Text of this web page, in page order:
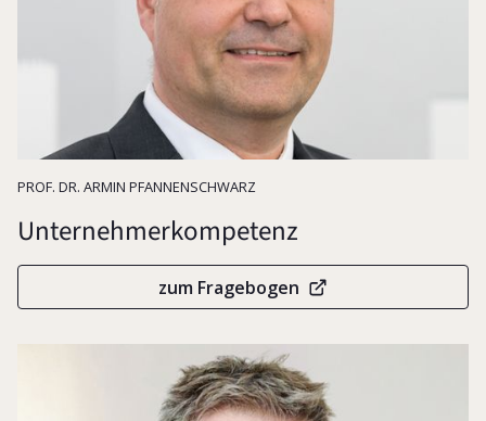
Unternehmensführung
PROF. DR. ARMIN PFANNENSCHWARZ
Unternehmerkompetenz
zum Fragebogen